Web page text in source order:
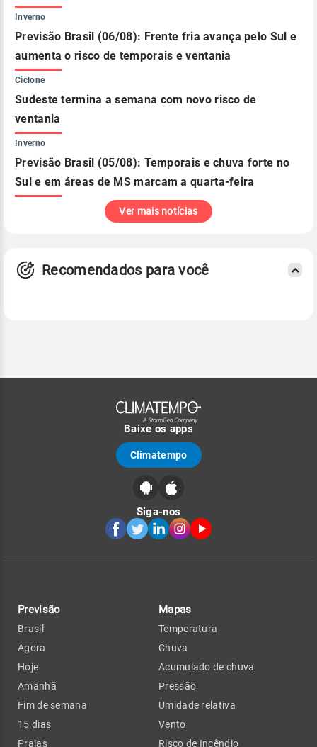
Inverno
Previsão Brasil (06/08): Frente fria avança pelo Sul e
aumenta o risco de temporais e ventania
Ciclone
Sudeste termina a semana com novo risco de
ventania
Inverno
Previsão Brasil (05/08): Temporais e chuva forte no
Sul e em áreas de MS marcam a quarta-feira
Ver mais notícias
Recomendados para você
Baixe os apps
Climatempo
Siga-nos
Previsão
Brasil
Agora
Hoje
Amanhã
Fim de semana
15 dias
Praias
Mapas
Temperatura
Chuva
Acumulado de chuva
Pressão
Umidade relativa
Vento
Risco de Incêndio